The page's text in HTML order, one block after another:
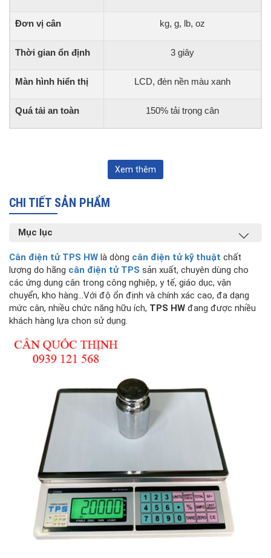
CHI TIẾT SẢN PHẨM
Mục lục
Cân điện tử TPS HW là dòng cân điện tử kỹ thuật chất
lượng do hãng cân điện tử TPS sản xuất, chuyên dùng cho
các ứng dụng cân trong công nghiệp, y tế, giáo dục, vận
chuyển, kho hàng...Với độ ổn định và chính xác cao, đa dạng
mức cân, nhiều chức năng hữu ích, TPS HW đang được nhiều
khách hàng lựa chọn sử dụng.
Đơn vị cân kg, g, lb, oz
Thời gian ổn định 3 giây
Màn hình hiển thị LCD, đèn nền màu xanh
Quá tải an toàn 150% tải trọng cân
Xem thêm